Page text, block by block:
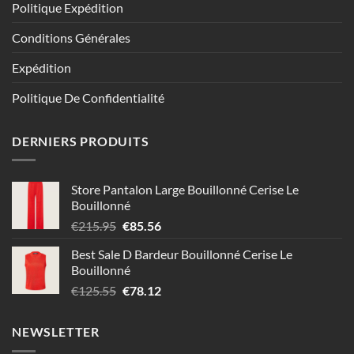
Politique Expédition
Conditions Générales
Expédition
Politique De Confidentialité
DERNIERS PRODUITS
Store Pantalon Large Bouillonné Cerise Le
Bouillonné
€215.95 Le
initial
était :
€215.95.
€85.56Le
actuel
€85.56.
Best Sale D Bardeur Bouillonné Cerise Le
Bouillonné
€125.55 Le
€78.12Le
NEWSLETTER